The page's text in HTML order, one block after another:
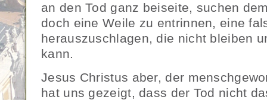
an den Tod ganz beiseite, suchen
doch eine Weile zu entrinnen, eine
herauszuschlagen, die nicht bleiben
kann.
Jesus Christus aber, der
hat uns gezeigt, dass der Tod nicht